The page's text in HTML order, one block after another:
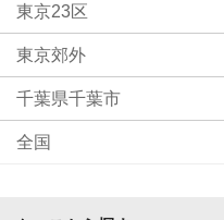
東京23区
東京郊外
千葉県千葉市
全国